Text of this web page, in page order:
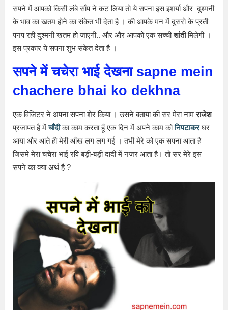
सपने में आपको किसी लंबे साँप ने कट लिया तो ये सपना इस इशर्या और दुश्मनी
के भाव का खतम होने का संकेत भी देता है । की आपके मन में दुसरो के प्रती
पनप रही दुश्मनी खतम हो जाएगी.. और और आपको एक सच्चीशांतीमिलेगी ।
इस प्रकार ये सपना शुभ संकेत देता है ।
सपने में चचेरा भाई देखना sapne mein
chachere bhai ko dekhna
एक विजिटर ने अपना सपना शेर किया । उसने बताया की सर मेरा नामराजेश
प्रजापत है मेंचाँदीका काम करता हूँ एक दिन में अपने काम कोनिपटाकरघर
आया और आते ही मेरी आँख लग लग गई । तभी मेरे को एक सपना आता है
जिसमे मेरा चचेरा भाई रवि बड़ी-बड़ी दादी में नजर आता है। तो सर मेरे इस
सपने का क्या अर्थ है ?